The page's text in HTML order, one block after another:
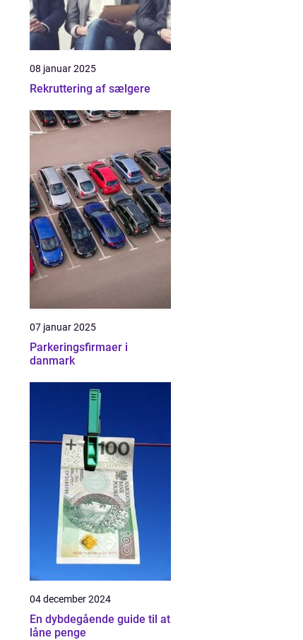
08 januar 2025
Rekruttering af sælgere
07 januar 2025
Parkeringsfirmaer i
danmark
04 december 2024
En dybdegående guide til at
låne penge